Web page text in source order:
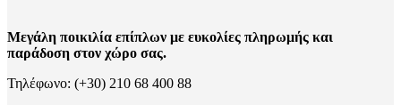
Μεγάλη ποικιλία επίπλων με ευκολίες πληρωμής και
παράδοση στον χώρο σας.
Τηλέφωνο: (+30) 210 68 400 88